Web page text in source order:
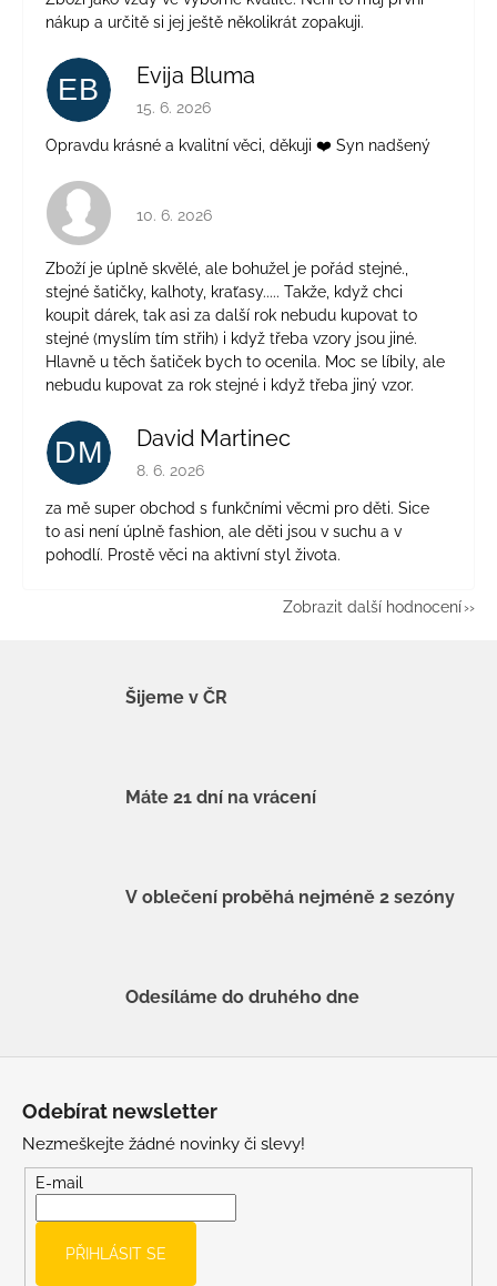
nákup a určitě si jej ještě několikrát zopakuji.
EB Evija Bluma
Hodnocení obchodu je 5 z 5 hvězdiček.
15. 6. 2026
Opravdu krásné a kvalitní věci, děkuji ❤️ Syn nadšený
Hodnocení obchodu je 4 z 5 hvězdiček.
10. 6. 2026
Zboží je úplně skvělé, ale bohužel je pořád stejné.,
stejné šatičky, kalhoty, kraťasy..... Takže, když chci
koupit dárek, tak asi za další rok nebudu kupovat to
stejné (myslím tím střih) i když třeba vzory jsou jiné.
Hlavně u těch šatiček bych to ocenila. Moc se líbily, ale
nebudu kupovat za rok stejné i když třeba jiný vzor.
DM David Martinec
Hodnocení obchodu je 5 z 5 hvězdiček.
8. 6. 2026
za mě super obchod s funkčními věcmi pro děti. Sice
to asi není úplně fashion, ale děti jsou v suchu a v
pohodlí. Prostě věci na aktivní styl života.
Zobrazit další hodnocení
Šijeme v ČR
Máte 21 dní na vrácení
V oblečení proběhá nejméně 2 sezóny
Odesíláme do druhého dne
Odebírat newsletter
Nezmeškejte žádné novinky či slevy!
E-mail
PŘIHLÁSIT SE